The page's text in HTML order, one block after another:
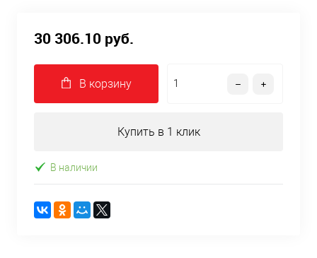
30 306.10 руб.
В корзину
Купить в 1 клик
В наличии